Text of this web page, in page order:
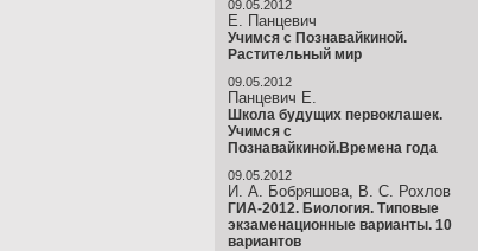
09.05.2012
Е. Панцевич
Учимся с Познавайкиной.
Растительный мир
09.05.2012
Панцевич Е.
Школа будущих первоклашек.
Учимся с
Познавайкиной.Времена года
09.05.2012
И. А. Бобряшова, В. С. Рохлов
ГИА-2012. Биология. Типовые
экзаменационные варианты. 10
вариантов